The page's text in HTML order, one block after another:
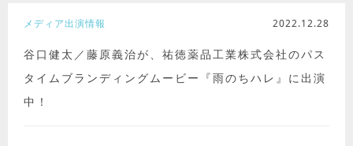
谷口健太／藤原義治が、祐徳薬品工業株式会社のパス
タイムブランディングムービー『雨のちハレ』に出演
中！
メディア出演情報 2022.12.28